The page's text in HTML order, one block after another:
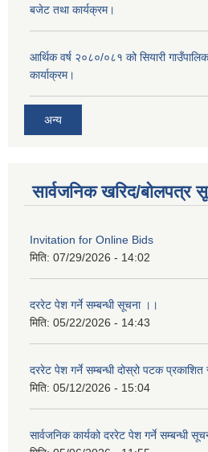
बजेट तथा कार्यक्रम।
आर्थिक वर्ष २०८०/०८१ को सियारी
कार्याक्रम।
अन्य
सार्वजनिक खरिद/बोलपत्र
Invitation for Online Bids
मिति: 07/29/2026 - 14:02
दररेट पेश गर्ने सम्बन्धी सूचना ।।
मिति: 05/22/2026 - 14:43
दररेट पेश गर्ने सम्बन्धी दोस्रो पटक
मिति: 05/12/2026 - 15:04
सार्वजनिक कार्यको दररेट पेश गर्ने सम्बन्धी